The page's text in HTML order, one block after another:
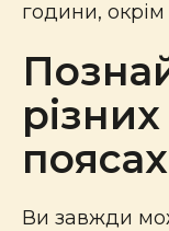
поясах
Ви завжди